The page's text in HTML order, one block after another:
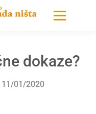
dokaze?
11/01/2020